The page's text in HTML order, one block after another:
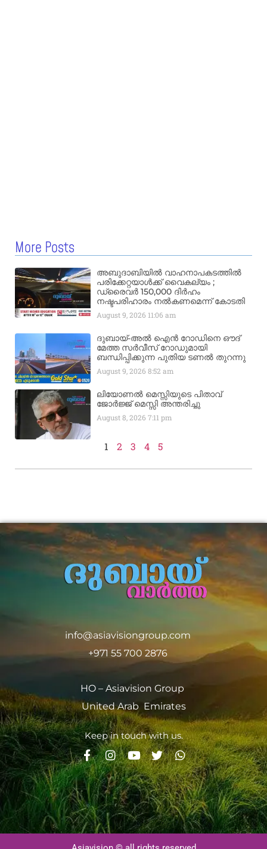
More Posts
അബുദാബിയിൽ വാഹനാപകടത്തിൽ
പരിക്കേറ്റയാൾക്ക് വൈകല്യം ;
ഡ്രൈവർ 150,000 ദിർഹം
നഷ്ടപരിഹാരം നൽകണമെന്ന് കോടതി
August 9, 2026 11:06 am
ദുബായ്-അൽ ഐൻ റോഡിനെ ഔദ്
മേത്ത സർവീസ് റോഡുമായി
ബന്ധിപ്പിക്കുന്ന പുതിയ ടണൽ തുറന്നു
August 9, 20268:52 am
ലിയോണൽ മെസ്സിയുടെ പിതാവ്
ജോർജ്ജ് മെസ്സി അന്തരിച്ചു
August 8, 20267:11 pm
1 2 3 4 5
info@asiavisiongroup.com
+971 55 700 2876
HO – Asiavision Group
United Arab Emirates
Keep in touch with us.